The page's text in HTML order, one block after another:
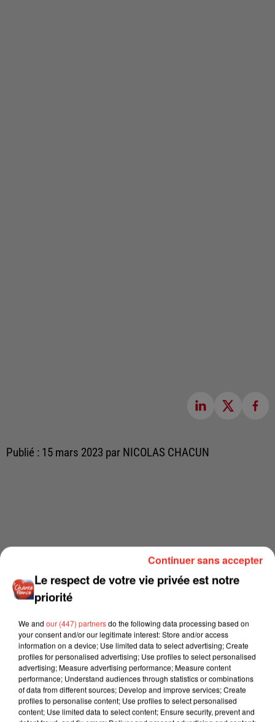
Publié : 15 mars 2023 par NICOLAS CHACUN
Le respect de votre vie privée est notre
priorité
We and our (447) partnersdo the following data processing based on
your consent and/or our legitimate interest: Store and/or access
information on a device; Use limited data to select advertising; Create
profiles for personalised advertising; Use profiles to select personalised
advertising; Measure advertising performance; Measure content
performance; Understand audiences through statistics or combinations
of data from different sources; Develop and improve services; Create
profiles to personalise content; Use profiles to select personalised
content; Use limited data to select content; Ensure security, prevent and
Continuer sans accepter